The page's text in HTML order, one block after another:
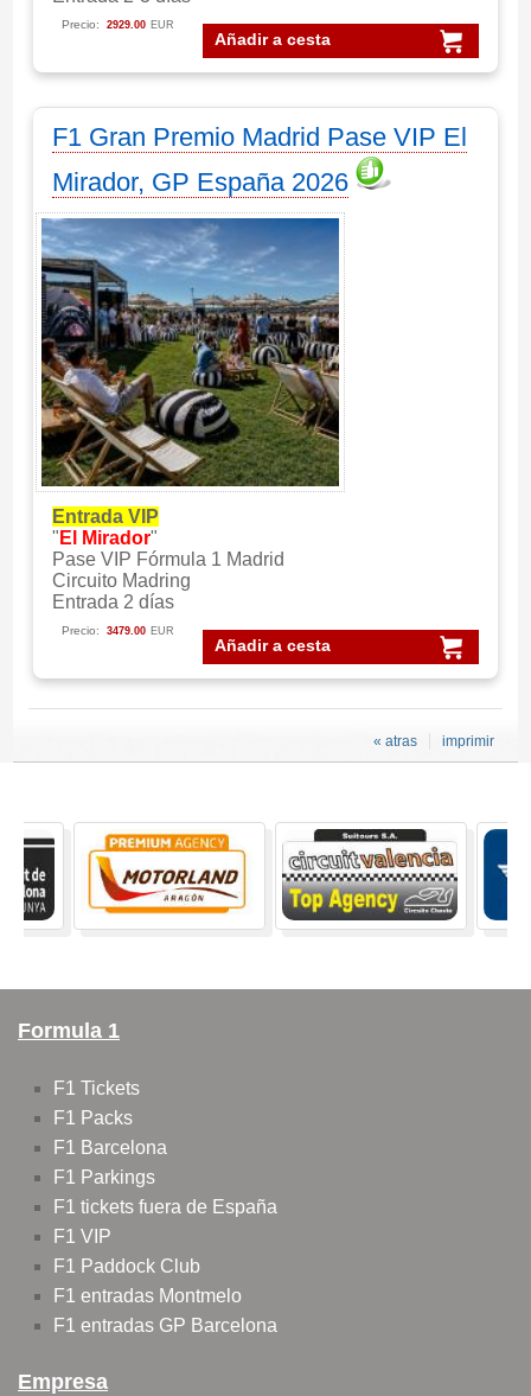
Añadir a cesta
Precio: 2929.00 EUR
F1 Gran Premio Madrid Pase VIP El
Mirador, GP España 2026
Entrada VIP
" El Mirador"
Pase VIP Fórmula 1 Madrid
Circuito Madring
Entrada 2 días
Añadir a cesta
Precio: 3479.00 EUR
imprimir
« atras
Formula 1
F1 Tickets
F1 Packs
F1 Barcelona
F1 Parkings
F1 tickets fuera de España
F1 VIP
F1 Paddock Club
F1 entradas Montmelo
F1 entradas GP Barcelona
Empresa